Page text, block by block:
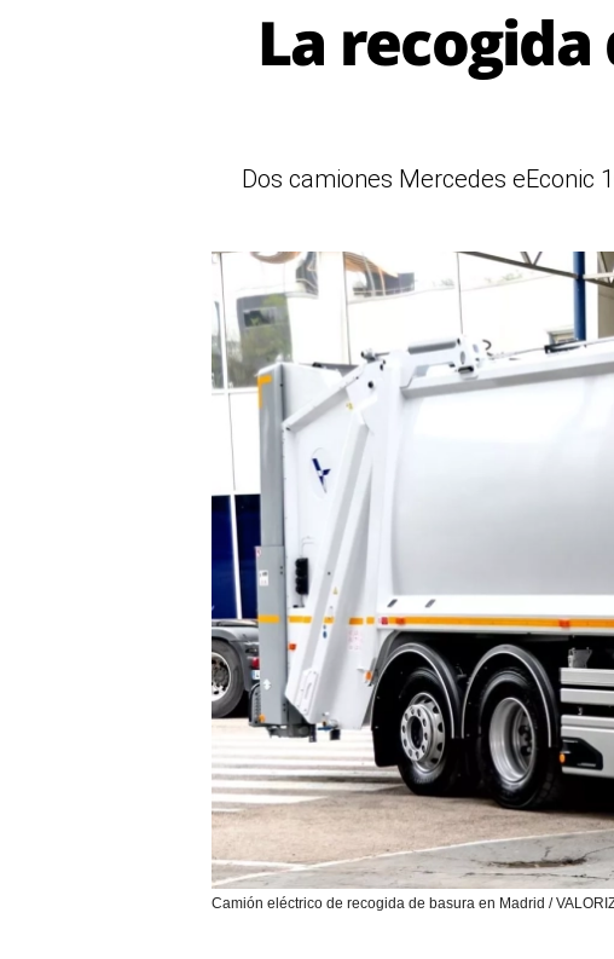
La
Dos camiones Mercedes eEconic
Camión eléctrico de recogida de basura en Madrid /